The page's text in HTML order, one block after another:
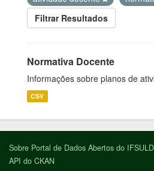
Filtrar Resultados
Normativa Docente
Informações sobre planos de
CSV
Sobre Portal de Dados Abertos do
API do CKAN